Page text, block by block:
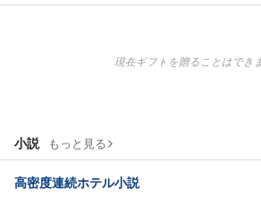
現在ギフトを贈ることはでき
小説 もっと見る
高密度連続ホテル小説